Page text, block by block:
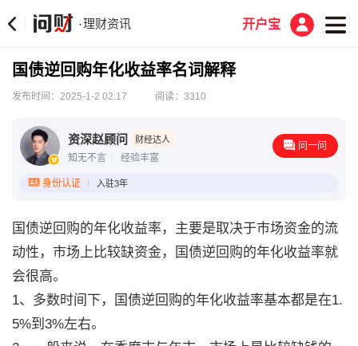
·理财资讯 开户宝
国债逆回购年化收益率名词解释
发布时间：2025-1-2 02:17 阅读：3310
资深赵顾问 财经达人
知无不言 经验丰富
问一问
身份认证 入驻3年
国债逆回购的年化收益率，主要是取决于市场资金的流
动性，市场上比较缺资金，国债逆回购的年化收益率就
会很高。
1、多数时间下，国债逆回购的年化收益率基本都是在1.
5%到3%左右。